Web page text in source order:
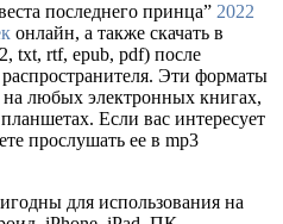
последнего принца” 2022
онлайн, а также скачать в
txt, rtf, epub, pdf) после
Эти форматы
на любых электронных книгах,
Если вас интересует
прослушать ее в mp3
для использования на